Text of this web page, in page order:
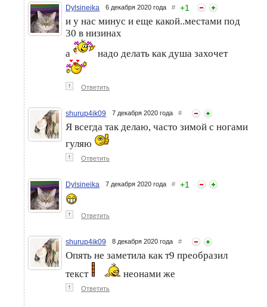
Dylsineika 6 декабря 2020 года # +1
и у нас минус и еще какой..местами под
30 в низинах
а
надо делать как душа захочет
↑ Ответить
shurup4ik09 7 декабря 2020 года #
Я всегда так делаю, часто зимой с ногами
гуляю
↑ Ответить
Dylsineika 7 декабря 2020 года # +1
↑ Ответить
shurup4ik09 8 декабря 2020 года #
Опять не заметила как т9 преобразил
текст
неонами же
↑ Ответить